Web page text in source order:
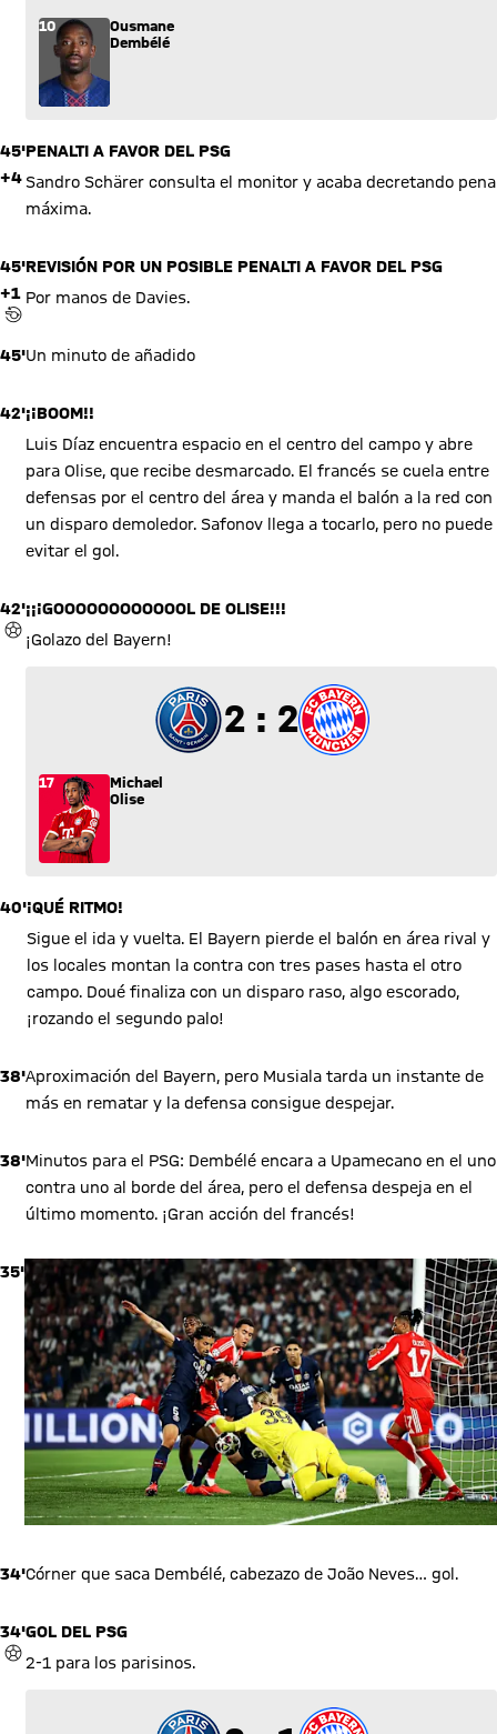
10
Ousmane
Dembélé
45'
+4
PENALTI A FAVOR DEL PSG
Sandro Schärer consulta el monitor y acaba decretando pena
máxima.
45'
+1
REVISIÓN POR EL ÁRBITRO ASISTENTE DE VÍDEO (VAR)
REVISIÓN POR UN POSIBLE PENALTI A FAVOR DEL PSG
Por manos de Davies.
45'Un minuto de añadido
42'¡¡BOOM!!
Luis Díaz encuentra espacio en el centro del campo y abre
para Olise, que recibe desmarcado. El francés se cuela entre
defensas por el centro del área y manda el balón a la red con
un disparo demoledor. Safonov llega a tocarlo, pero no puede
evitar el gol.
42'
GOL
¡¡¡GOOOOOOOOOOOOL DE OLISE!!!
¡Golazo del Bayern!
2 a 2
2 : 2
17
Michael
Olise
40'¡QUÉ RITMO!
Sigue el ida y vuelta. El Bayern pierde el balón en área rival y
los locales montan la contra con tres pases hasta el otro
campo. Doué finaliza con un disparo raso, algo escorado,
¡rozando el segundo palo!
38'Aproximación del Bayern, pero Musiala tarda un instante de
más en rematar y la defensa consigue despejar.
38'Minutos para el PSG: Dembélé encara a Upamecano en el uno
contra uno al borde del área, pero el defensa despeja en el
último momento. ¡Gran acción del francés!
35'
34'Córner que saca Dembélé, cabezazo de João Neves… gol.
34'
GOL
GOL DEL PSG
2-1 para los parisinos.